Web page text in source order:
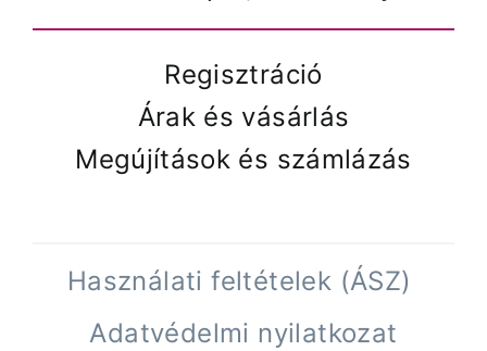
Regisztráció
Árak és vásárlás
Megújítások és számlázás
Használati feltételek (ÁSZ)
Adatvédelmi nyilatkozat